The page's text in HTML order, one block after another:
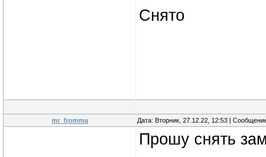
Снято
mr_frommu Дата: Вторник, 27.12.22, 12:53 |
Прошу снять